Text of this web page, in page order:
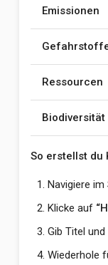
Emissionen
Ressourcen
Biodiversität
So erstellst du
Navigiere
Klicke auf
Gib Titel
Wiederhole